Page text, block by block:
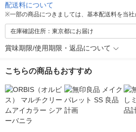
配送料について
※一部の商品につきましては、基本配送料を当社
在庫確認住所：東京都にお届け
賞味期限/使用期限・返品について
こちらの商品もおすすめ